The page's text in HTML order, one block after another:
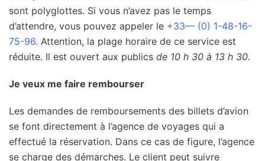
sont polyglottes. Si vous n’avez pas le temps
d’attendre, vous pouvez appeler le +33— (0) 1-48-16-
75-96. Attention, la plage horaire de ce service est
réduite. Il est ouvert aux publics de 10 h 30 à 13 h 30.
Je veux me faire rembourser
Les demandes de remboursements des billets d’avion
se font directement à l’agence de voyages qui a
effectué la réservation. Dans ce cas de figure, l’agence
se charge des démarches. Le client peut suivre